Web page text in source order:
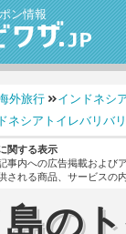
ン情報
外旅行 インドネシ
ネシア トイレバリ バ
関する表示
事内への広告掲載および
される商品、サービスの
の